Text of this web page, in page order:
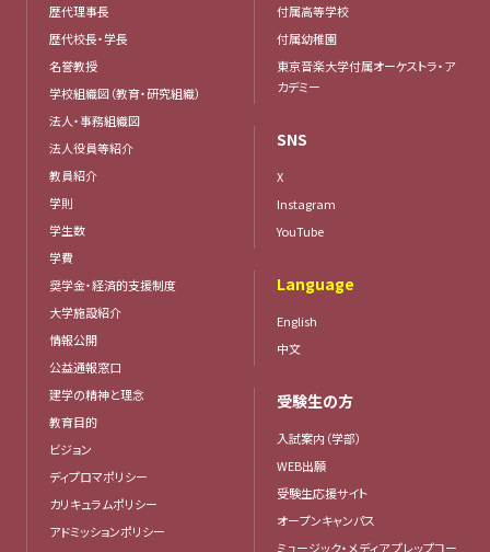
歴代理事長
歴代校長・学長
名誉教授
学校組織図（教育・研究組織）
法人・事務組織図
法人役員等紹介
教員紹介
学則
学生数
学費
奨学金・経済的支援制度
大学施設紹介
情報公開
公益通報窓口
建学の精神と理念
教育目的
ビジョン
ディプロマポリシー
カリキュラムポリシー
アドミッションポリシー
付属高等学校
付属幼稚園
東京音楽大学付属オーケストラ・ア
カデミー
SNS
X
Instagram
YouTube
Language
English
中文
受験生の方
入試案内（学部）
WEB出願
受験生応援サイト
オープンキャンパス
ミュージック・メディア プレップコー